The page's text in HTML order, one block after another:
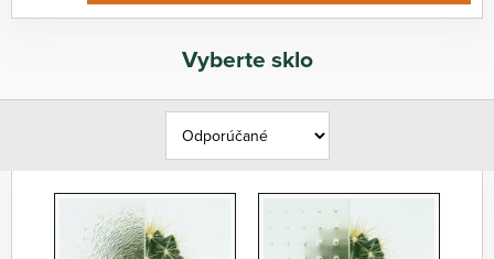
Vyberte sklo